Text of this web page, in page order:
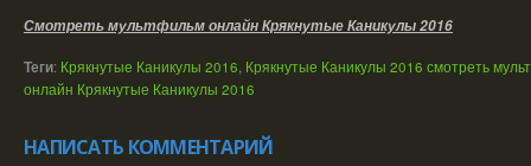
Смотреть мультфильм онлайнКрякнутые Каникулы 2016
Теги: Крякнутые Каникулы 2016 Крякнутые Каникулы 2016 смотреть
онлайн Крякнутые Каникулы 2016
НАПИСАТЬ КОММЕНТАРИЙ